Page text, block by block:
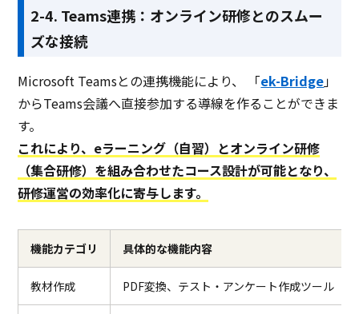
2-4. Teams連携：オンライン研修とのスムー
ズな接続
Microsoft Teamsとの連携機能により、 「ek-Bridge」
からTeams会議へ直接参加する導線を作ることができま
す。
これにより、eラーニング（自習）とオンライン研修
（集合研修）を組み合わせたコース設計が可能となり、
研修運営の効率化に寄与します。
機能カテゴリ 具体的な機能内容
教材作成 PDF変換、テスト・アンケート作成ツール